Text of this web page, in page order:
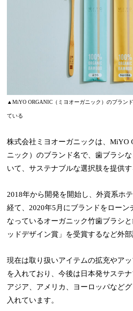
▲MiYO ORGANIC（ミヨオーガニック）のブラン
ている
株式会社ミヨオーガニックは、MiYO
ニック）のブランド名で、歯ブラシ
いて、サステナブルな選択肢を提供す
2018年から開発を開始し、外資系ホ
経て、2020年5月にブランドをローン
なっているオーガニック竹歯ブラシ
ッドデザイン賞」を受賞するなど外部
現在は取り扱いアイテムの拡充やア
を入れており、今後は日本発サステナ
アジア、アメリカ、ヨーロッパなど
入れています。